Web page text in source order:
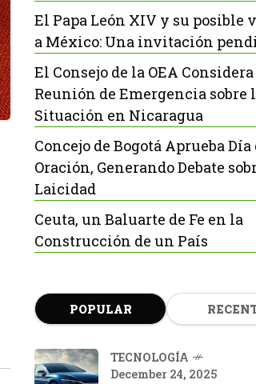
El Papa León XIV y su posible
a México: Una invitación
El Consejo de la OEA Considera
Reunión de Emergencia sobre
Situación en Nicaragua
Concejo de Bogotá Aprueba Día
Oración, Generando Debate
Laicidad
Ceuta, un Baluarte de Fe en la
Construcción de un País
POPULAR
TECNOLOGÍA
December 24, 2025